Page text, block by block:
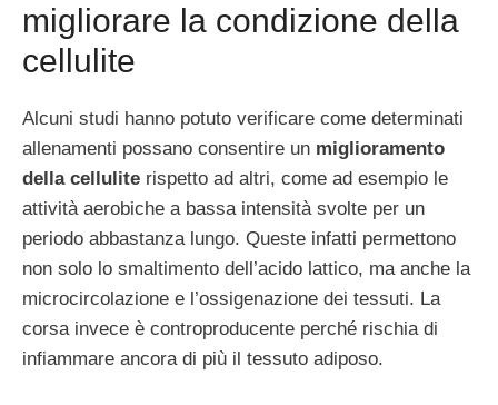
migliorare la condizione della
cellulite
Alcuni studi hanno potuto verificare come determinati
allenamenti possano consentire un miglioramento
della cellulite rispetto ad altri, come ad esempio le
attività aerobiche a bassa intensità svolte per un
periodo abbastanza lungo. Queste infatti permettono
non solo lo smaltimento dell’acido lattico, ma anche la
microcircolazione e l’ossigenazione dei tessuti. La
corsa invece è controproducente perché rischia di
infiammare ancora di più il tessuto adiposo.